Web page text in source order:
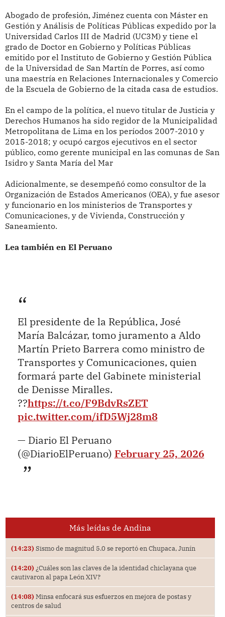
Abogado de profesión, Jiménez cuenta con Máster en
Gestión y Análisis de Políticas Públicas expedido por la
Universidad Carlos III de Madrid (UC3M) y tiene el
grado de Doctor en Gobierno y Políticas Públicas
emitido por el Instituto de Gobierno y Gestión Pública
de la Universidad de San Martín de Porres, así como
una maestría en Relaciones Internacionales y Comercio
de la Escuela de Gobierno de la citada casa de estudios.
En el campo de la política, el nuevo titular de Justicia y
Derechos Humanos ha sido regidor de la Municipalidad
Metropolitana de Lima en los períodos 2007-2010 y
2015-2018; y ocupó cargos ejecutivos en el sector
público, como gerente municipal en las comunas de San
Isidro y Santa María del Mar
Adicionalmente, se desempeñó como consultor de la
Organización de Estados Americanos (OEA), y fue asesor
y funcionario en los ministerios de Transportes y
Comunicaciones, y de Vivienda, Construcción y
Saneamiento.
Lea también en El Peruano
El presidente de la República, José
María Balcázar, tomo juramento a Aldo
Martín Prieto Barrera como ministro de
Transportes y Comunicaciones, quien
formará parte del Gabinete ministerial
de Denisse Miralles.
??https://t.co/F9BdvRsZET
pic.twitter.com/ifD5Wj28m8
— Diario El Peruano
(@DiarioElPeruano) February 25, 2026
Más leídas de Andina
(14:23) Sismo de magnitud 5.0 se reportó en Chupaca, Junín
(14:20) ¿Cuáles son las claves de la identidad chiclayana que
cautivaron al papa León XIV?
(14:08) Minsa enfocará sus esfuerzos en mejora de postas y
centros de salud